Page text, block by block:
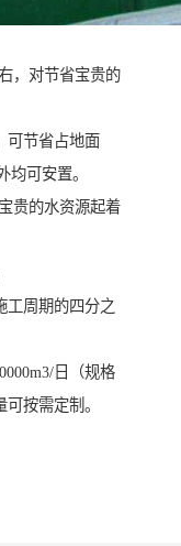
，对节省宝贵的
可节省占地面
均可安置。
贵的水资源起着
工周期的四分之
日（规格
按需定制。